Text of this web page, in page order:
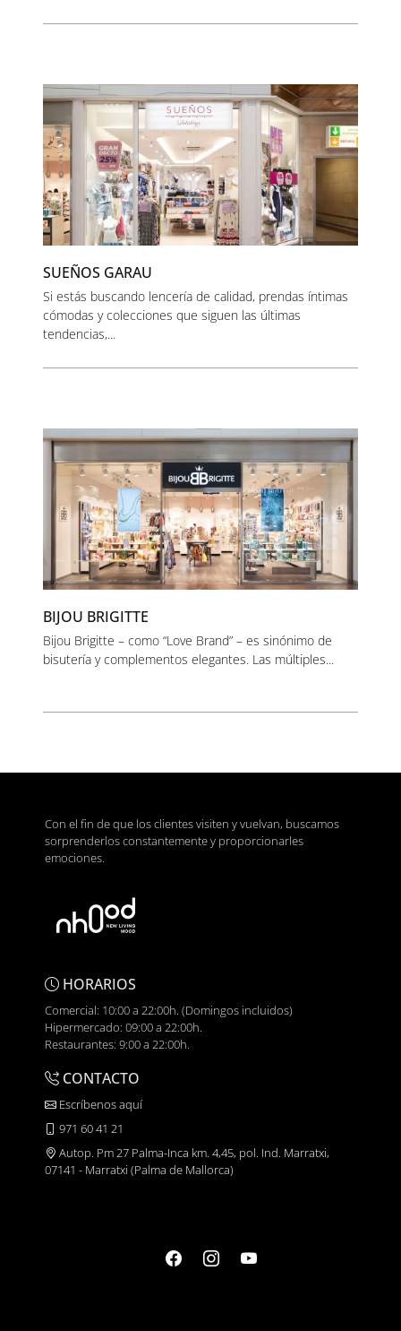
SUEÑOS GARAU
Si estás buscando lencería de calidad, prendas íntimas
cómodas y colecciones que siguen las últimas
tendencias,...
BIJOU BRIGITTE
Bijou Brigitte – como “Love Brand” – es sinónimo de
bisutería y complementos elegantes. Las múltiples...
Con el fin de que los clientes visiten y vuelvan, buscamos
sorprenderlos constantemente y proporcionarles
emociones.
HORARIOS
Comercial: 10:00 a 22:00h. (Domingos incluidos)
Hipermercado: 09:00 a 22:00h.
Restaurantes: 9:00 a 22:00h.
CONTACTO
Escríbenos aquí
971 60 41 21
Autop. Pm 27 Palma-Inca km. 4,45, pol. Ind. Marratxi,
07141 - Marratxi (Palma de Mallorca)